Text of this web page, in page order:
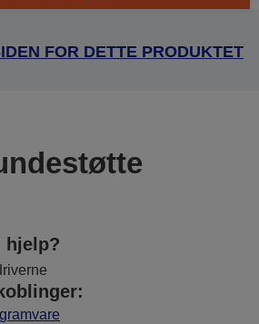
FOR DETTE PRODUKTET
hjelp?